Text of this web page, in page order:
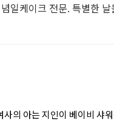
일케이크 전문. 특별한
의 아는 지인이 베이비 샤